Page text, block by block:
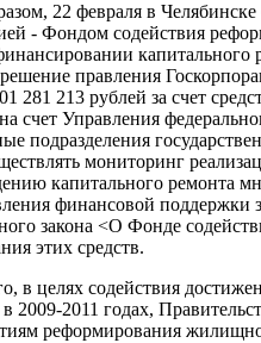
22 февраля в
- Фондом содействия
капитального
правления
281 213 рублей за счет
счет Управления
подразделения
мониторинг
капитального ремонта
финансовой поддержки
закона <О Фонде
этих средств.
в целях содействия
в 2009-2011 годах,
реформирования